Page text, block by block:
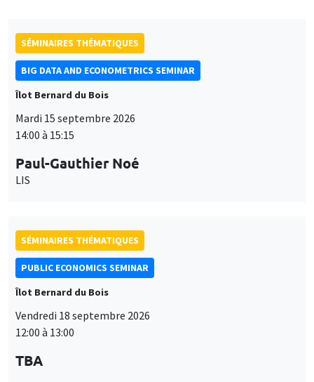
SÉMINAIRES THÉMATIQUES
BIG DATA AND ECONOMETRICS SEMINAR
Îlot Bernard du Bois
Mardi 15 septembre 2026
14:00 à 15:15
Paul-Gauthier Noé
LIS
SÉMINAIRES THÉMATIQUES
PUBLIC ECONOMICS SEMINAR
Îlot Bernard du Bois
Vendredi 18 septembre 2026
12:00 à 13:00
TBA